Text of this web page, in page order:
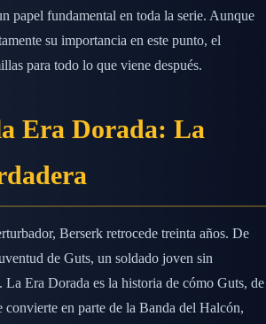
papel fundamental en toda la serie. Aunque
su importancia en este punto, el
para todo lo que viene después.
Era Dorada: La
Berserk retrocede treinta años. De
de Guts, un soldado joven sin
Era Dorada es la historia de cómo Guts, de
convierte en parte de la Banda del Halcón,